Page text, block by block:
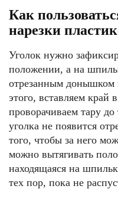
Как
нарезки
Уголок нужно
положении, а на
отрезанным донышком
этого, вставляем край
проворачиваем тару
уголка не появится
того, чтобы за него
можно вытягивать
находящаяся на
тех пор, пока не